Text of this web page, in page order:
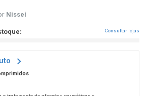
Nissei
Consultar lojas